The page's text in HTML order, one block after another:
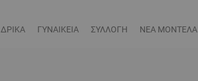
ΓΥΝΑΙΚΕΙΑ ΣΥΛΛΟΓΗ ΝΕΑ ΜΟΝΤΕΛΑ